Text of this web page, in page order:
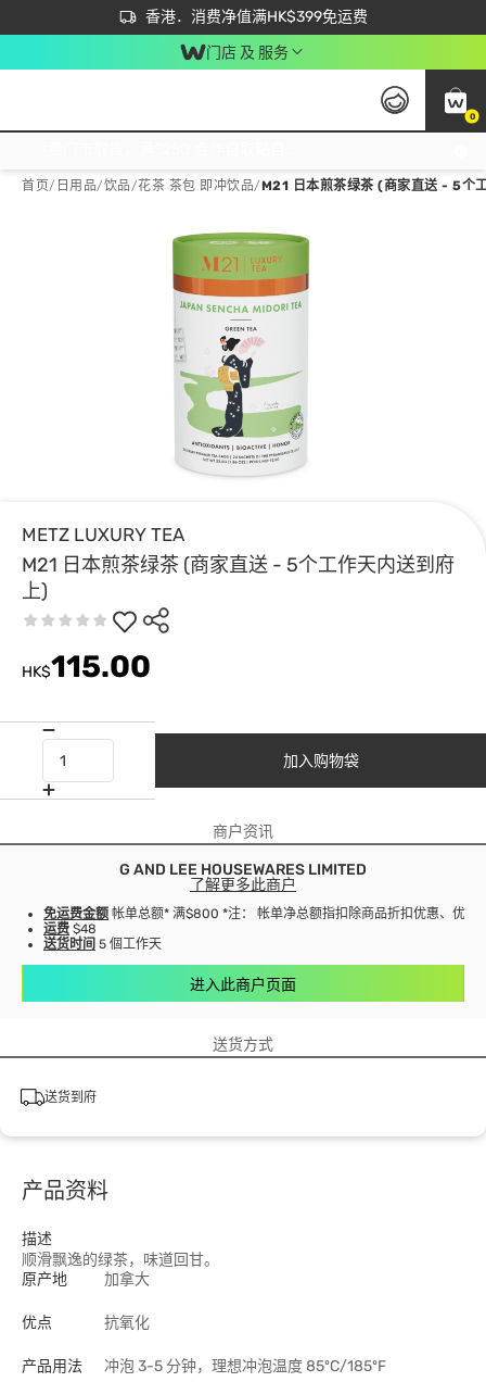
香港．消费净值满HK$399免运费
立即成为易赏钱会员尽享独家优惠
首次APP下单买满$450 输入 NEWAPP 即减$50
门店 及 服务
0
首页/ 日用品/饮品/花茶 茶包 即冲饮品/M21 日本煎茶绿茶 (商家直送 - 5个
METZ LUXURY TEA
M21 日本煎茶绿茶 (商家直送 - 5个工作天内送到府
上)
HK$115.00
加入购物袋
商户资讯
G AND LEE HOUSEWARES LIMITED
了解更多此商户
免运费金额 帐单总额* 满$800 *注： 帐单净总额指扣除商品折扣优惠、优惠
运费 $48
送货时间 5 個工作天
进入此商户页面
送货方式
送货到府
产品资料
描述
顺滑飘逸的绿茶，味道回甘。
原产地
加拿大
优点 抗氧化
产品用法 冲泡 3-5 分钟，理想冲泡温度 85ºC/185ºF